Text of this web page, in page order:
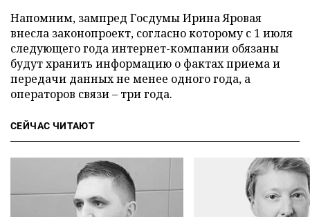
Напомним, зампред Госдумы Ирина Яровая
внесла законопроект, согласно которому с 1 июля
следующего года интернет-компании обязаны
будут хранить информацию о фактах приема и
передачи данных не менее одного года, а
операторов связи – три года.
СЕЙЧАС ЧИТАЮТ